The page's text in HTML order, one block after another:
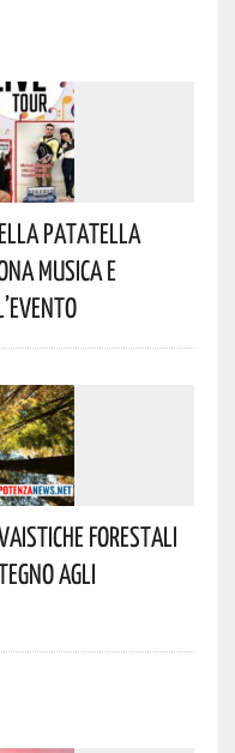
Patatella
Musica E
Forestali
Agli